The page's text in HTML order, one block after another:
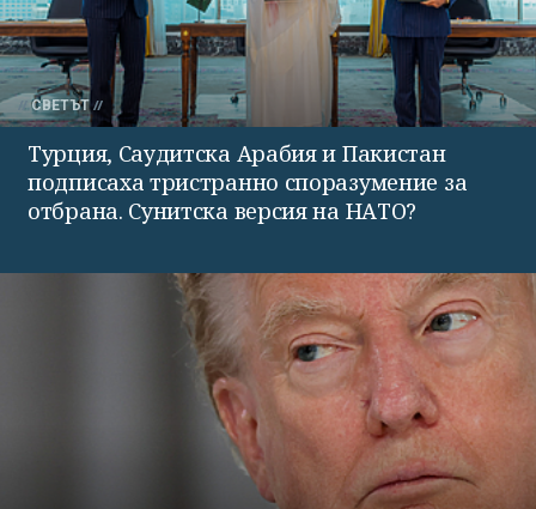
СВЕТЪТ
Турция, Саудитска Арабия и Пакистан
подписаха тристранно споразумение за
отбрана. Сунитска версия на НАТО?